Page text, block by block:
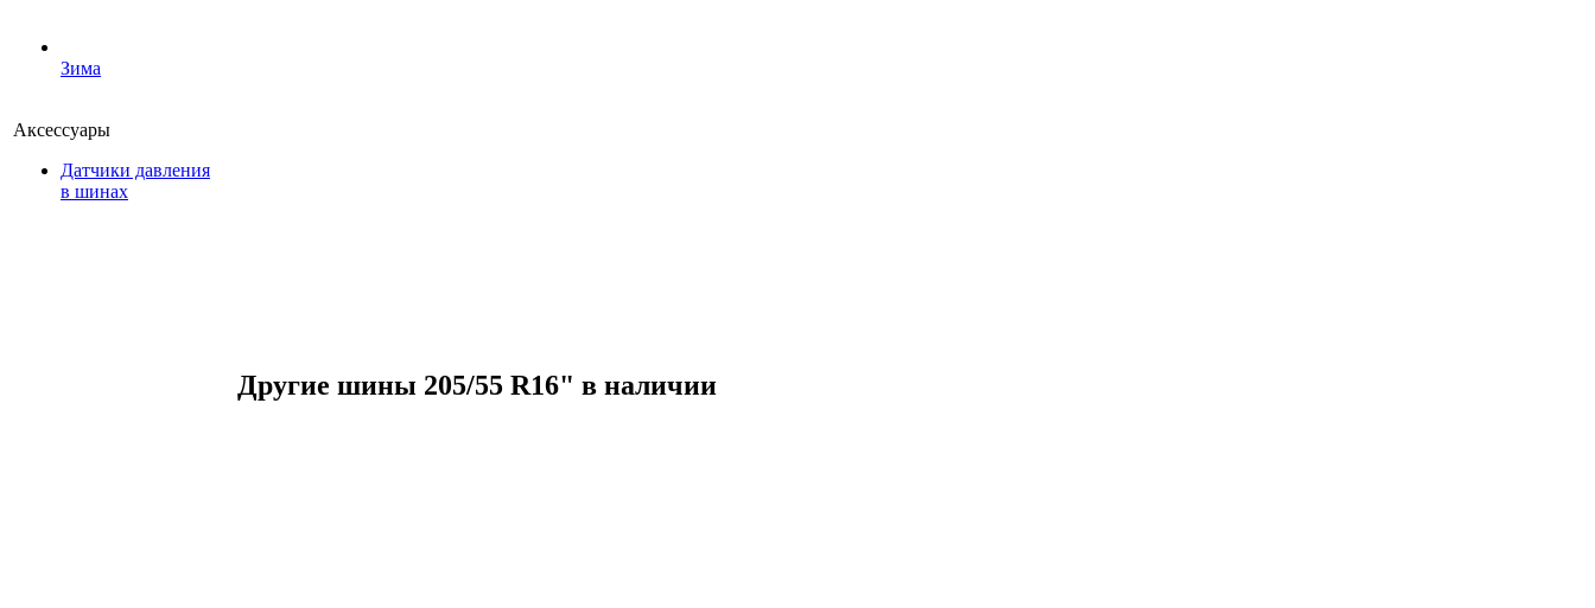
Зима
Аксессуары
Датчики давления
в шинах
Другие шины 205/55 R16" в наличии